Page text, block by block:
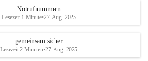
Notrufnummern
Lesezeit 1 Minute•27. Aug. 2025
gemeinsam.sicher
Lesezeit 2 Minuten•27. Aug. 2025